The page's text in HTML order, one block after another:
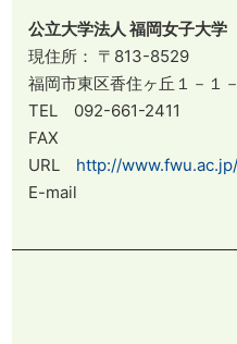
公立大学法人 福岡女子大学
現住所： 〒813-8529
福岡市東区香住ヶ丘１－１
TEL 092-661-2411
FAX
URL http://www.fwu.ac.jp/
E-mail